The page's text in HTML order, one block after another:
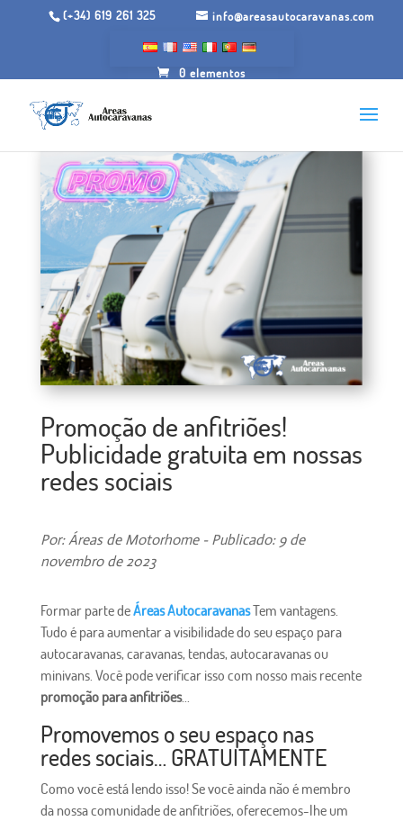
(+34) 619 261 325 info@areasautocaravanas.com
0 elementos
Promoção de anfitriões!
Publicidade gratuita em nossas
redes sociais
Por: Áreas de Motorhome - Publicado: 9 de
novembro de 2023
Formar parte deÁreas AutocaravanasTem vantagens.
Tudo é para aumentar a visibilidade do seu espaço para
autocaravanas, caravanas, tendas, autocaravanas ou
minivans. Você pode verificar isso com nosso mais recente
promoção para anfitriões...
Promovemos o seu espaço nas
redes sociais… GRATUITAMENTE
Como você está lendo isso! Se você ainda não é membro
da nossa comunidade de anfitriões, oferecemos-lhe um